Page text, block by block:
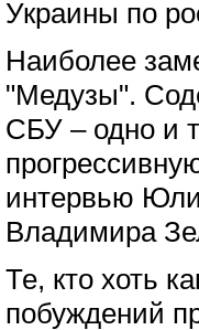
Украины по
Наиболее
"Медузы".
СБУ – одно и
интервью
Владимира
Те, кто хоть
побуждений